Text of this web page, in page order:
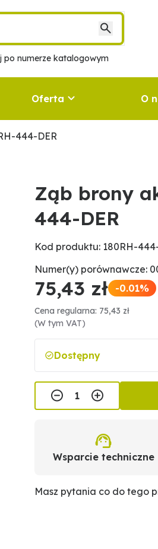
po numerze katalogowym
Oferta O
444-DER
Ząb brony
444-DER
Kod produktu: 180RH-
Numer(y) porównawcze:
75,43 zł -0.01%
Cena regularna: 75,43 zł
(W tym VAT)
Dostępny
Wsparcie techniczne
Masz pytania co do tego